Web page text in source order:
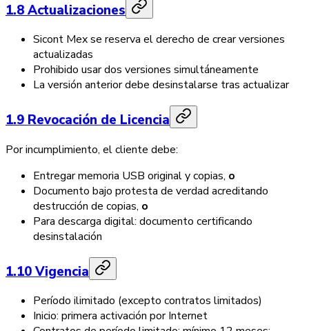
1.8 Actualizaciones
Sicont Mex se reserva el derecho de crear versiones
actualizadas
Prohibido usar dos versiones simultáneamente
La versión anterior debe desinstalarse tras actualizar
1.9 Revocación de Licencia
Por incumplimiento, el cliente debe:
Entregar memoria USB original y copias, o
Documento bajo protesta de verdad acreditando
destrucción de copias, o
Para descarga digital: documento certificando
desinstalación
1.10 Vigencia
Período ilimitado (excepto contratos limitados)
Inicio: primera activación por Internet